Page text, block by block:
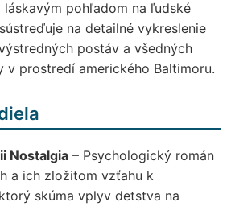
láskavým pohľadom na ľudské
na detailné vykreslenie
postáv a všedných
v prostredí amerického Baltimoru.
Nostalgia – Psychologický román
a ich zložitom vzťahu k
skúma vplyv detstva na